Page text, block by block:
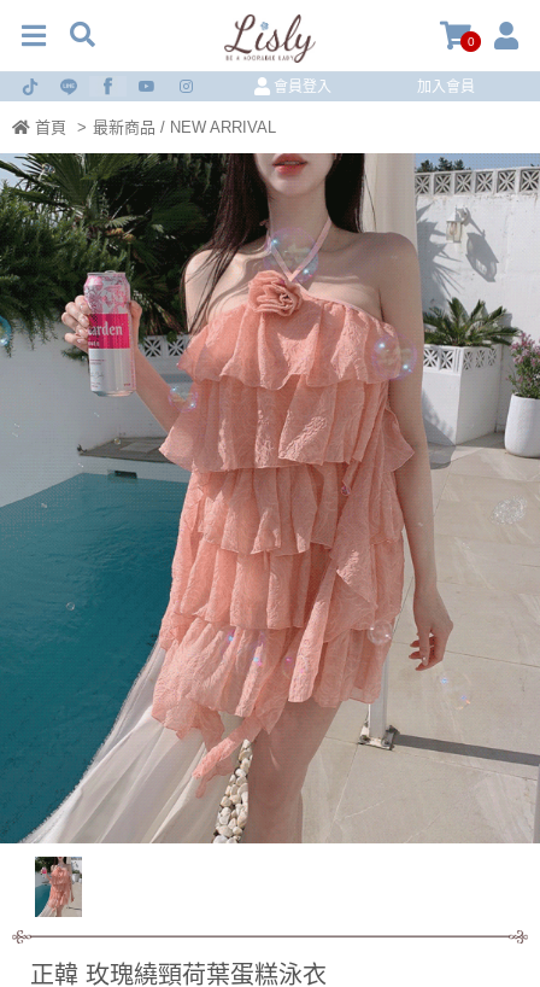
0
會員登入 加入會員
首頁 > 最新商品 / NEW ARRIVAL
正韓 玫瑰繞頸荷葉蛋糕泳衣